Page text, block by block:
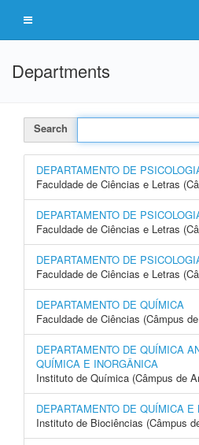
Departments
Search
DEPARTAMENTO DE
Faculdade de Ciências e Letras
DEPARTAMENTO DE
Faculdade de Ciências e Letras
DEPARTAMENTO DE
Faculdade de Ciências e Letras
DEPARTAMENTO DE QUÍMICA
Faculdade de Ciências (Câmpus
DEPARTAMENTO DE QUÍMICA
QUÍMICA E INORGÂNICA
Instituto de Química (Câmpus de
DEPARTAMENTO DE QUÍMICA
Instituto de Biociências (Câmpus